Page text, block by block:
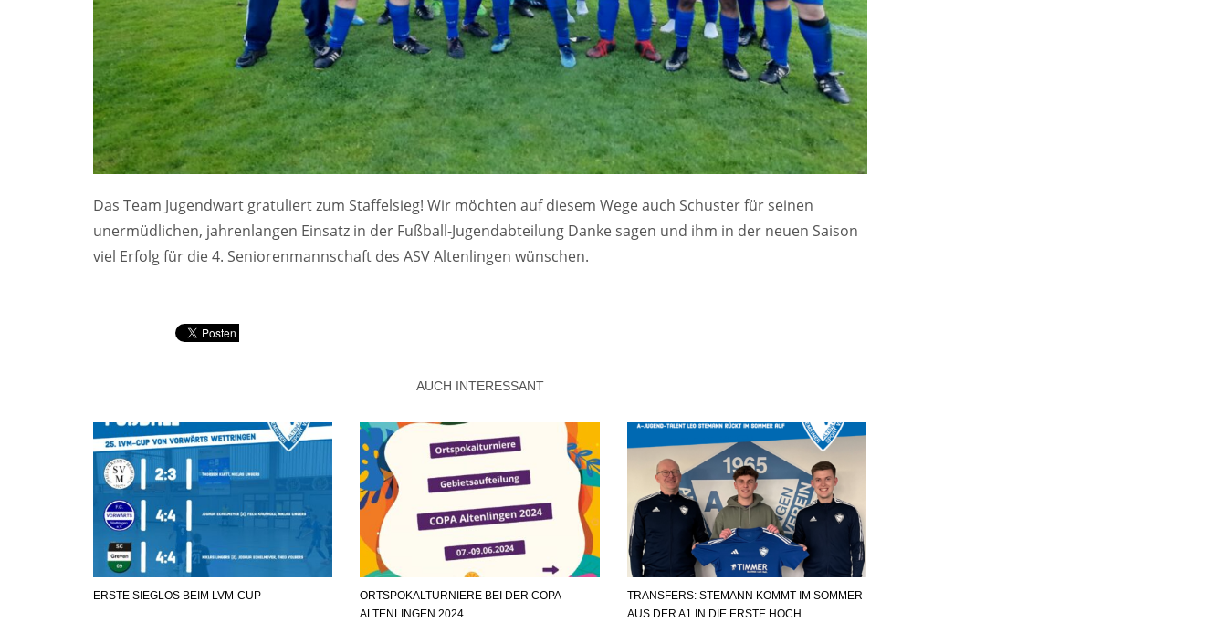
Das Team Jugendwart gratuliert zum Staffelsieg! Wir möchten auf diesem Wege auch Schuster für seinen
unermüdlichen, jahrenlangen Einsatz in der Fußball-Jugendabteilung Danke sagen und ihm in der neuen Saison
viel Erfolg für die 4. Seniorenmannschaft des ASV Altenlingen wünschen.
AUCH INTERESSANT
ERSTE SIEGLOS BEIM LVM-CUP
ORTSPOKALTURNIERE BEI DER COPA
ALTENLINGEN 2024
TRANSFERS: STEMANN KOMMT IM SOMMER
AUS DER A1 IN DIE ERSTE HOCH